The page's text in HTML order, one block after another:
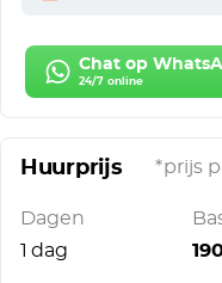
Chat op
24/7 online
Huurprijs *prijs
Dagen
1 dag